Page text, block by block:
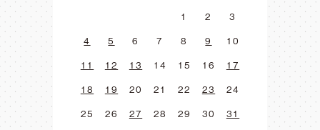
1
2
3
4
5 6 7 8 9
10
11
12 13 14 15 16
17
18
19 20 21 22 23
24
25
26 27 28 29 30
31